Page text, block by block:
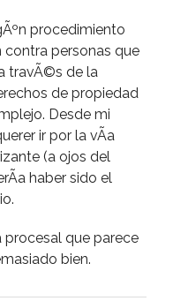
procedimiento
personas que
travÃ©s de la
de propiedad
Desde mi
ir por la vÃ­a
(a ojos del
haber sido el
procesal que parece
bien.